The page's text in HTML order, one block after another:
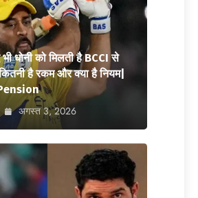
धोनी को मिलती है BCCI से
है रकम और क्या है नियम|
अगस्त 3, 2026